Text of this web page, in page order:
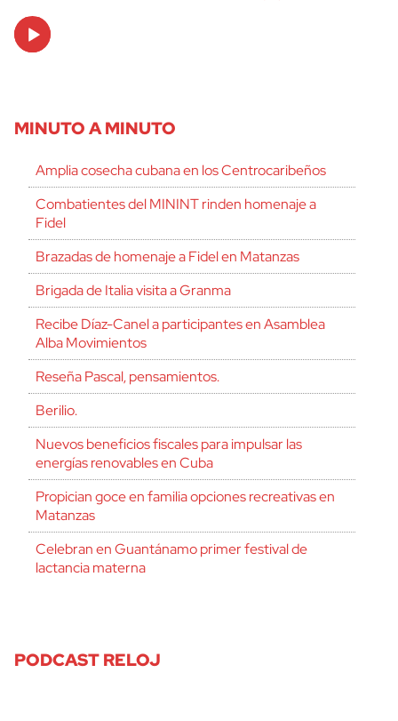
Audio
Player
MINUTO A MINUTO
Amplia cosecha cubana en los Centrocaribeños
Combatientes del MININT rinden homenaje a
Fidel
Brazadas de homenaje a Fidel en Matanzas
Brigada de Italia visita a Granma
Recibe Díaz-Canel a participantes en Asamblea
Alba Movimientos
Reseña Pascal, pensamientos.
Berilio.
Nuevos beneficios fiscales para impulsar las
energías renovables en Cuba
Propician goce en familia opciones recreativas en
Matanzas
Celebran en Guantánamo primer festival de
lactancia materna
PODCAST RELOJ